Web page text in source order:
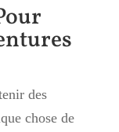
des
chose de